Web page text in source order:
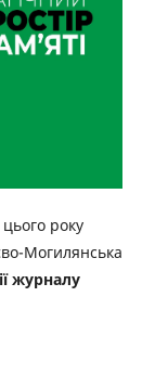
року
Могилянська
журналу